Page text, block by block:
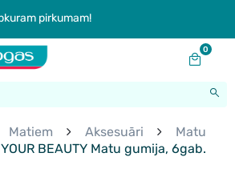
pirkumam!
0
Matiem Aksesuāri
Matu
YOUR BEAUTY Matu gumija, 6gab.